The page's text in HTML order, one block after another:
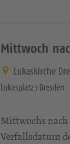
Mittwoch
Lukaskirche
Lukasplatz 1 Dresden
Mittwochs nach
Verfallsdatum